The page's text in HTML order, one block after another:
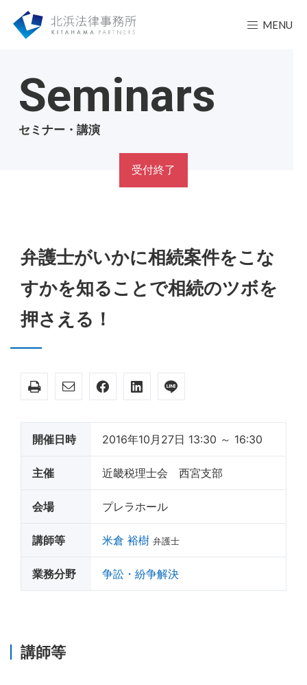
MENU
Seminars
セミナー・講演
受付終了
弁護士がいかに相続案件をこな
すかを知ることで相続のツボを
押さえる！
開催日時 2016年10月27日 13:30 ～ 16:30
主催 近畿税理士会 西宮支部
会場 プレラホール
講師等 米倉 裕樹 弁護士
業務分野 争訟・紛争解決
講師等